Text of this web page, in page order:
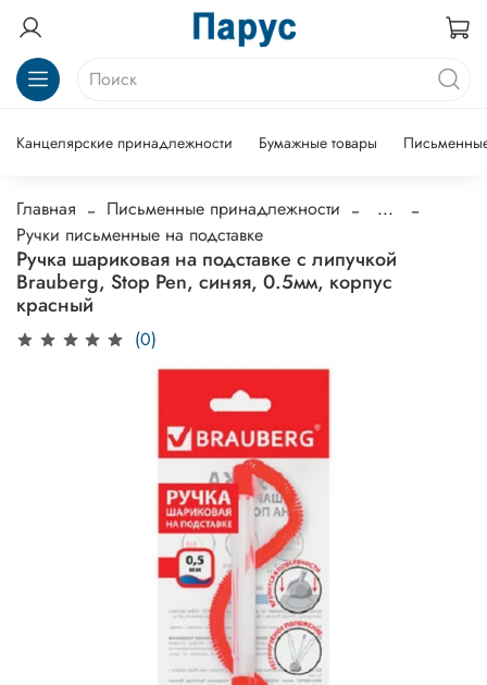
Канцелярские принадлежности Бумажные товары
Главная Письменные принадлежности
...
Ручки письменные на подставке
Ручка шариковая на подставке с липучкой
Brauberg, Stop Pen, синяя, 0.5мм, корпус
красный
(0)